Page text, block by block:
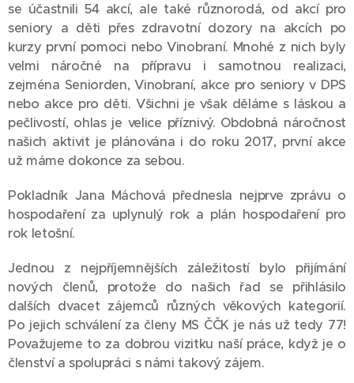
se účastnili 54 akcí, ale také různorodá, od akcí pro
seniory a děti přes zdravotní dozory na akcích po
kurzy první pomoci nebo Vinobraní. Mnohé z nich byly
velmi náročné na přípravu i samotnou realizaci,
zejména Seniorden, Vinobraní, akce pro seniory v DPS
nebo akce pro děti. Všichni je však děláme s láskou a
pečlivostí, ohlas je velice příznivý. Obdobná náročnost
našich aktivit je plánována i do roku 2017, první akce
už máme dokonce za sebou.
Pokladník Jana Máchová přednesla nejprve zprávu o
hospodaření za uplynulý rok a plán hospodaření pro
rok letošní.
Jednou z nejpříjemnějších záležitostí bylo přijímání
nových členů, protože do našich řad se přihlásilo
dalších dvacet zájemců různých věkových kategorií.
Po jejich schválení za členy MS ČČK je nás už tedy 77!
Považujeme to za dobrou vizitku naší práce, když je o
členství a spolupráci s námi takový zájem.